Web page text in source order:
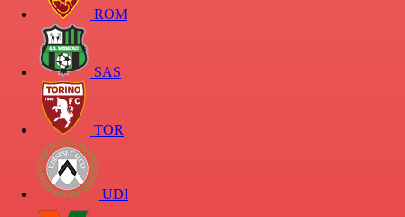
ROM
SAS
TOR
UDI